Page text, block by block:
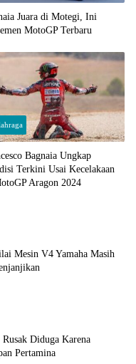
Juara di Motegi, Ini
MotoGP Terbaru
Bagnaia Ungkap
Terkini Usai Kecelakaan
Aragon 2024
Mesin V4 Yamaha Masih
Diduga Karena
Pertamina